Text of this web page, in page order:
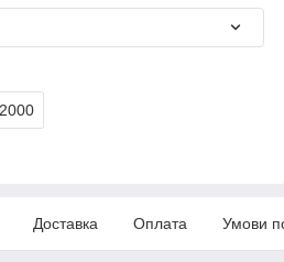
2000
Доставка Оплата Умови